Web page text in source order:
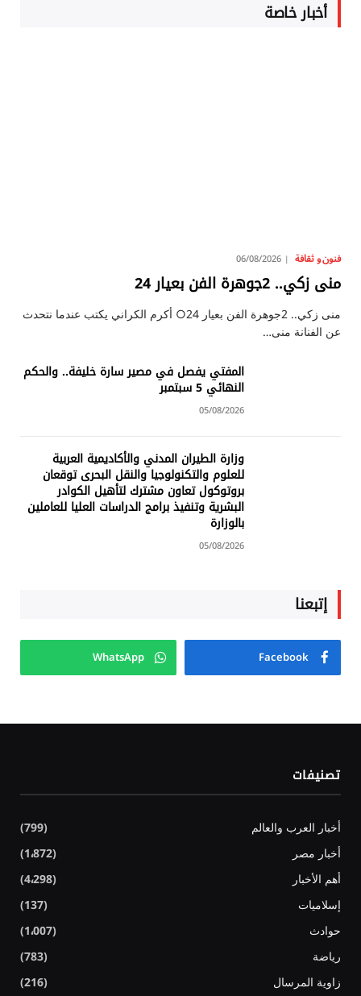
أخبار خاصة
فنون و ثقافة 06/08/2026
منى زكي.. 2جوهرة الفن بعيار 24
منى زكي.. 2جوهرة الفن بعيار 24○ أكرم الكراني يكتب عندما نتحدث
عن الفنانة منى…
المفتي يفصل في مصير سارة خليفة.. والحكم
النهائي 5 سبتمبر
05/08/2026
وزارة الطيران المدني والأكاديمية العربية
للعلوم والتكنولوجيا والنقل البحرى توقعان
بروتوكول تعاون مشترك لتأهيل الكوادر
البشرية وتنفيذ برامج الدراسات العليا للعاملين
بالوزارة
05/08/2026
إتبعنا
Facebook
WhatsApp
تصنيفات
أخبار العرب والعالم
(799)
أخبار مصر
(1٬872)
أهم الأخبار
(4٬298)
إسلاميات
(137)
حوادث
(1٬007)
رياضة
(783)
زاوية المرسال
(216)